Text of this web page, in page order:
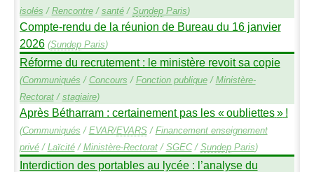
isolés / Rencontre/ santé/ SundepParis)
Compte-rendu de la réunion de Bureau du 16 janvier
2026 (SundepParis)
Réforme du recrutement : le ministère revoit sa copie
(Communiqués / Concours / Fonction publique/ Ministère-
Rectorat/ stagiaire)
Après Bétharram : certainement pas les «oubliettes» !
(Communiqués / EVAR/EVARS/ Financement enseignement
privé/ Laïcité/ Ministère-Rectorat/ SGEC/ SundepParis)
Interdiction des portables au lycée : l’analyse du